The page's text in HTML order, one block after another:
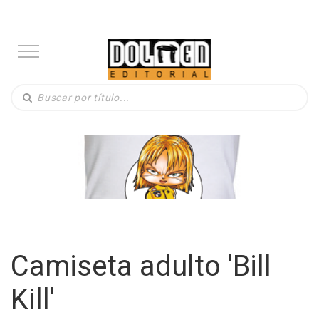
Camiseta adulto 'Bill
Kill'